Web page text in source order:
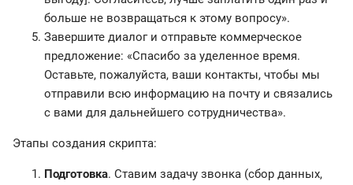
больше не возвращаться к этому вопросу».
Завершите диалог и отправьте коммерческое
предложение: «Спасибо за уделенное время.
Оставьте, пожалуйста, ваши контакты, чтобы мы
отправили всю информацию на почту и связались
с вами для дальнейшего сотрудничества».
Этапы создания скрипта:
Подготовка. Ставим задачу звонка (сбор данных,